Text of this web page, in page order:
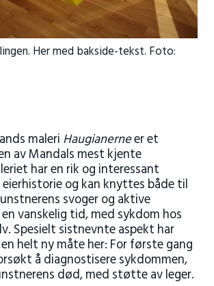
Her med bakside-tekst. Foto:
maleri Haugianerneer et
av Mandals mest kjente
har en rik og interessant
og kan knyttes både til
svoger og aktive
vanskelig tid, med sykdom hos
Spesielt sistnevnte aspekt har
helt ny måte her: For første gang
å diagnostisere sykdommen,
død, med støtte av leger.